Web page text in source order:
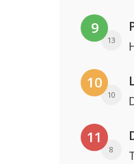
9
13
10
10
11
8